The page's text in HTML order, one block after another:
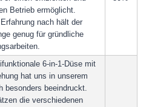
Betrieb ermöglicht.
nach hält der
genug für gründliche
6-in-1-Düse mit
hat uns in unserem
besonders beeindruckt.
die verschiedenen